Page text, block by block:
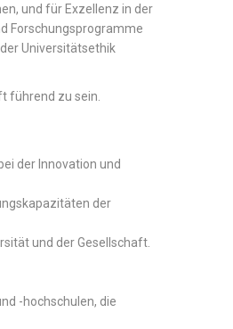
und für Exzellenz in der
Forschungsprogramme
Universitätsethik
führend zu sein.
der Innovation und
der
und der Gesellschaft.
-hochschulen, die